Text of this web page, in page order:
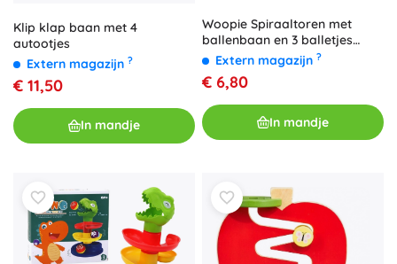
Klip klap baan met 4
autootjes
Extern magazijn ?
€ 11,50
In mandje
Woopie Spiraaltoren met
ballenbaan en 3 balletjes
voor kinderen
Extern magazijn ?
€ 6,80
In mandje